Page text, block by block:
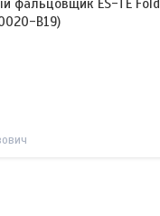
фальцовщик ES-TE Fold
B19)